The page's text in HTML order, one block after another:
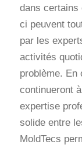
dans certains
ci peuvent
par les
activités
problème. En
continueront
expertise
solide entre
MoldTecs